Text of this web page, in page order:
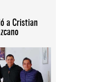
a Cristian